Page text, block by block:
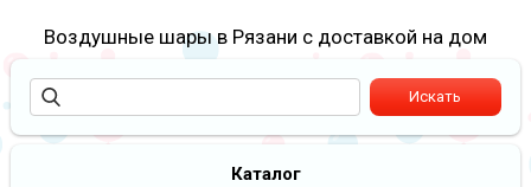
Воздушные шары в Рязани с доставкой на дом
Каталог